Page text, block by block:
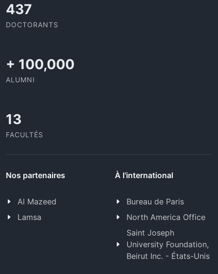
437
DOCTORANTS
+ 100,000
ALUMNI
13
FACULTÉS
Nos partenaires
Al Mazeed
Lamsa
À l'international
Bureau de Paris
North America Office
Saint Joseph
University Foundation,
Beirut Inc. - États-Unis